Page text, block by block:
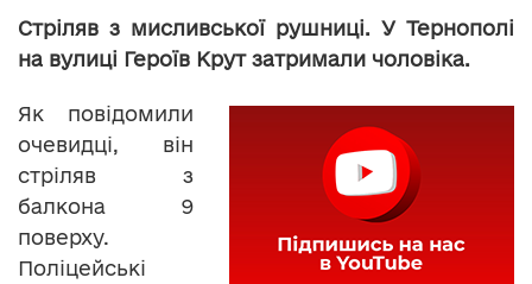
Стріляв з мисливської рушниці. У Тернополі
на вулиці Героїв Крут затримали чоловіка.
Як повідомили
очевидці, він
стріляв з
балкона 9
поверху.
Поліцейські